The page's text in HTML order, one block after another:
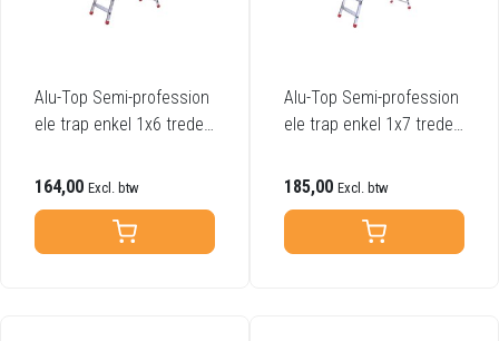
Alu-Top Semi-profession
ele trap enkel 1x6 treden
164,00 Excl. btw
Alu-Top Semi-profession
ele trap enkel 1x7 treden
185,00 Excl. btw